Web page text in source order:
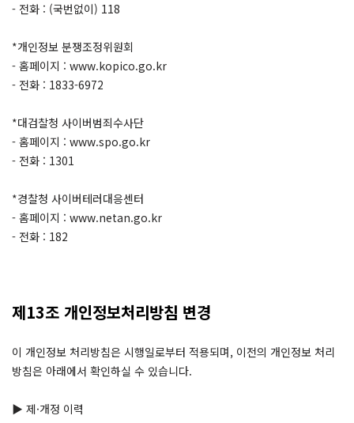
- 전화 : (국번없이) 118
*개인정보 분쟁조정위원회
- 홈페이지 : www.kopico.go.kr
- 전화 : 1833-6972
*대검찰청 사이버범죄수사단
- 홈페이지 : www.spo.go.kr
- 전화 : 1301
*경찰청 사이버테러대응센터
- 홈페이지 : www.netan.go.kr
- 전화 : 182
제13조 개인정보처리방침 변경
이 개인정보 처리방침은 시행일로부터 적용되며, 이전의 개인정보 처리
방침은 아래에서 확인하실 수 있습니다.
▶ 제·개정 이력